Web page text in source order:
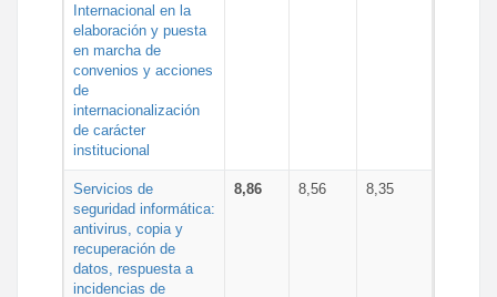
Internacional en la
elaboración y puesta
en marcha de
convenios y acciones
de
internacionalización
de carácter
institucional
Servicios de
seguridad informática:
antivirus, copia y
recuperación de
datos, respuesta a
incidencias de
8,86 8,56 8,35